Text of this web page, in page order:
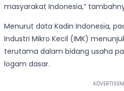
masyarakat Indonesia,”
Menurut data Kadin Indonesia,
Industri Mikro Kecil (IMK)
terutama dalam bidang usaha
logam dasar.